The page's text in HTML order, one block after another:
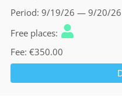
Period 9/19/26 — 9/20/26
Free places
Fee €350.00